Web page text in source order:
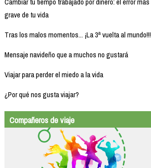
grave de tu vida
Tras los malos momentos... ¡La 3ª vuelta al mundo!!!
Mensaje navideño que a muchos no gustará
Viajar para perder el miedo a la vida
¿Por qué nos gusta viajar?
Compañeros de viaje